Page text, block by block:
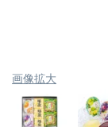
画像拡大